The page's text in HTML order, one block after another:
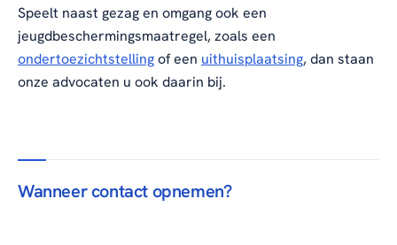
Speelt naast gezag en omgang ook een
jeugdbeschermingsmaatregel, zoals een
ondertoezichtstellingof een uithuisplaatsing, dan staan
onze advocaten u ook daarin bij.
Wanneer contact opnemen?